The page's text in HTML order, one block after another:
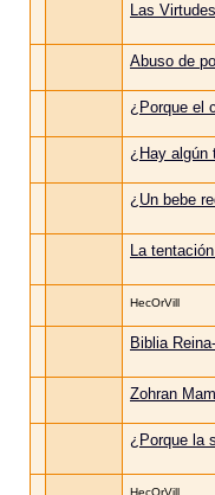
Las
Abuso de
¿Porque el
¿Hay algún
¿Un bebe
La
HecOrVill
Biblia
Zohran
¿Porque la
HecOrVill